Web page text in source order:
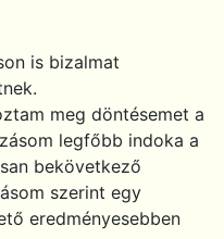
is bizalmat
meg döntésemet a
legfőbb indoka a
bekövetkező
szerint egy
eredményesebben